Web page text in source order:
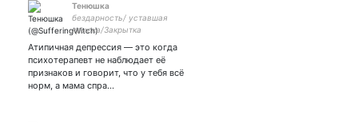
Тенюшка
бездарность/ уставшая
крыска/Закрытка
Атипичная депрессия — это когда
психотерапевт не наблюдает её
признаков и говорит, что у тебя всё
норм, а мама спра…